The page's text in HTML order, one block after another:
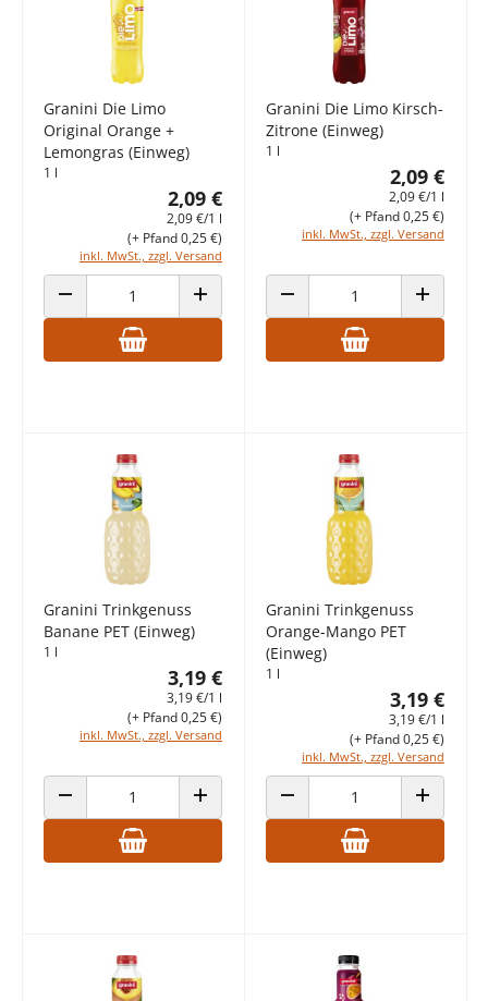
Granini Die Limo
Original Orange +
Lemongras (Einweg)
1 l
2,09 €
2,09 €/1 l
inkl. MwSt., zzgl. Versand
(+ Pfand 0,25 €)
ANZAHL VERRINGERN ANZAHL ERHÖHEN
Granini Die Limo Kirsch-
Zitrone (Einweg)
1 l
2,09 €
2,09 €/1 l
inkl. MwSt., zzgl. Versand
(+ Pfand 0,25 €)
ANZAHL VERRINGERN ANZAHL
Granini Trinkgenuss
Banane PET (Einweg)
1 l
3,19 €
3,19 €/1 l
inkl. MwSt., zzgl. Versand
(+ Pfand 0,25 €)
ANZAHL VERRINGERN ANZAHL ERHÖHEN
Granini Trinkgenuss
Orange-Mango PET
(Einweg)
1 l
3,19 €
3,19 €/1 l
inkl. MwSt., zzgl. Versand
(+ Pfand 0,25 €)
ANZAHL VERRINGERN ANZAHL